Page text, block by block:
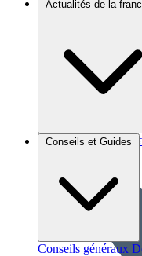
Actualités de la
Brèves et actus
Conseils et Guides
Conseils généraux